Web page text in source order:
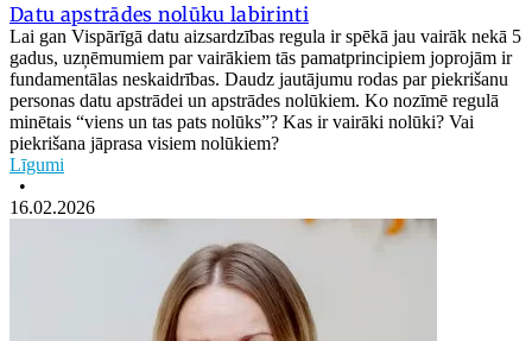
Datu apstrādes nolūku labirinti
Lai gan Vispārīgā datu aizsardzības regula ir spēkā jau vairāk nekā 5
gadus, uzņēmumiem par vairākiem tās pamatprincipiem joprojām ir
fundamentālas neskaidrības. Daudz jautājumu rodas par piekrišanu
personas datu apstrādei un apstrādes nolūkiem. Ko nozīmē regulā
minētais “viens un tas pats nolūks”? Kas ir vairāki nolūki? Vai
piekrišana jāprasa visiem nolūkiem?
Līgumi
•
16.02.2026